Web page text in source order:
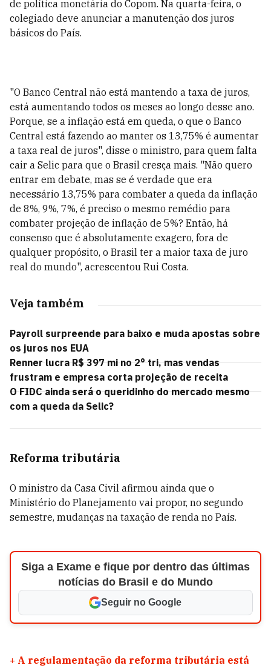
de política monetária do Copom. Na quarta-feira, o
colegiado deve anunciar a manutenção dos juros
básicos do País.
"O Banco Central não está mantendo a taxa de juros,
está aumentando todos os meses ao longo desse ano.
Porque, se a inflação está em queda, o que o Banco
Central está fazendo ao manter os 13,75% é aumentar
a taxa real de juros", disse o ministro, para quem falta
cair a Selic para que o Brasil cresça mais. "Não quero
entrar em debate, mas se é verdade que era
necessário 13,75% para combater a queda da inflação
de 8%, 9%, 7%, é preciso o mesmo remédio para
combater projeção de inflação de 5%? Então, há
consenso que é absolutamente exagero, fora de
qualquer propósito, o Brasil ter a maior taxa de juro
real do mundo", acrescentou Rui Costa.
Veja também
Payroll surpreende para baixo e muda apostas sobre
os juros nos EUA
Renner lucra R$ 397 mi no 2° tri, mas vendas
frustram e empresa corta projeção de receita
O FIDC ainda será o queridinho do mercado mesmo
com a queda da Selic?
Reforma tributária
O ministro da Casa Civil afirmou ainda que o
Ministério do Planejamento vai propor, no segundo
semestre, mudanças na taxação de renda no País.
Siga a Exame e fique por dentro das últimas
notícias do Brasil e do Mundo
Seguir no Google
+ A regulamentação da reforma tributária está